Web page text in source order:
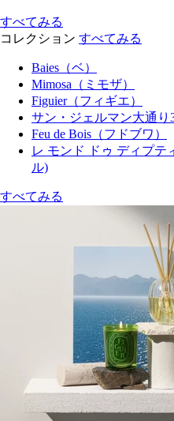
すべてみる
コレクション すべてみる
Baies（ベ）
Mimosa（ミモザ）
Figuier（フィギエ）
サン・ジェルマン大通り
Feu de Bois（フドブワ）
レ モンド ドゥ ディプテ
ル)
すべてみる